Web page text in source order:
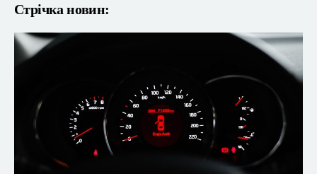
Стрічка новин: